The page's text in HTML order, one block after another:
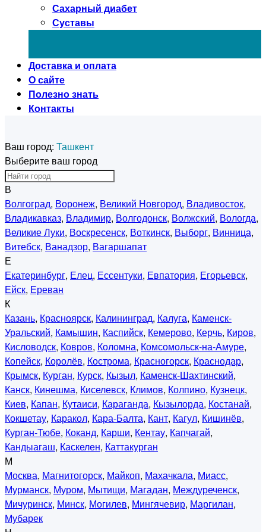
Сахарный диабет
Суставы
Доставка и оплата
О сайте
Полезно знать
Контакты
Ваш город: Ташкент
Выберите ваш город
В
Волгоград, Воронеж, Великий Новгород, Владивосток,
Владикавказ, Владимир, Волгодонск, Волжский, Вологда,
Великие Луки, Воскресенск, Воткинск, Выборг, Винница,
Витебск, Ванадзор, Вагаршапат
Е
Екатеринбург, Елец, Ессентуки, Евпатория, Егорьевск,
Ейск, Ереван
К
Казань, Красноярск, Калининград, Калуга, Каменск-
Уральский, Камышин, Каспийск, Кемерово, Керчь, Киров,
Кисловодск, Ковров, Коломна, Комсомольск-на-Амуре,
Копейск, Королёв, Кострома, Красногорск, Краснодар,
Крымск, Курган, Курск, Кызыл, Каменск-Шахтинский,
Канск, Кинешма, Киселевск, Климов, Колпино, Кузнецк,
Киев, Капан, Кутаиси, Караганда, Кызылорда, Костанай,
Кокшетау, Каракол, Кара-Балта, Кант, Кагул, Кишинёв,
Курган-Тюбе, Коканд, Карши, Кентау, Капчагай,
Кандыагаш, Каскелен, Каттакурган
М
Москва, Магнитогорск, Майкоп, Махачкала, Миасс,
Мурманск, Муром, Мытищи, Магадан, Междуреченск,
Мичуринск, Минск, Могилев, Мингячевир, Маргилан,
Мубарек